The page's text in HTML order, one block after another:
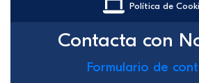
Política de
Contacta con
Formulario de